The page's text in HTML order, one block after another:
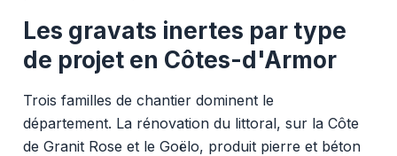
Les gravats inertes par type
de projet en Côtes-d'Armor
Trois familles de chantier dominent le
département. La rénovation du littoral, sur la Côte
de Granit Rose et le Goëlo, produit pierre et béton